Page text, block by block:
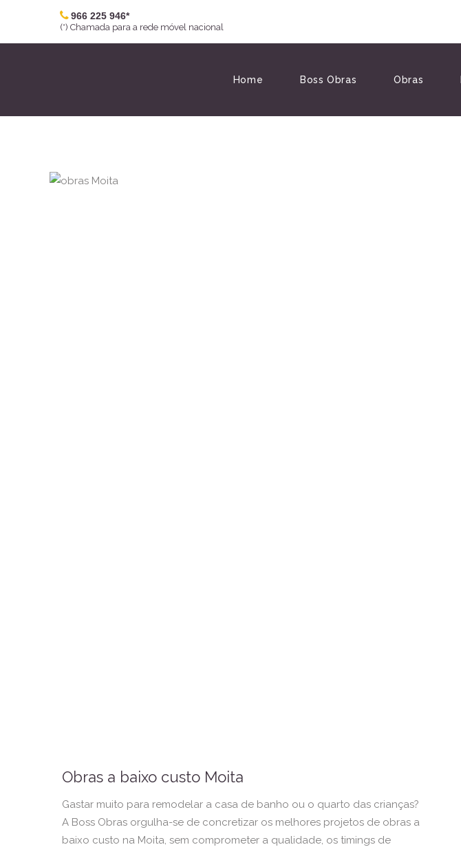
966 225 946*
(*) Chamada para a rede móvel nacional
Home Boss Obras Obras
Obras a baixo custo Moita
Gastar muito para remodelar a casa de banho ou o quarto das crianças?
A Boss Obras orgulha-se de concretizar os melhores projetos de obras a
baixo custo na Moita, sem comprometer a qualidade, os timings de